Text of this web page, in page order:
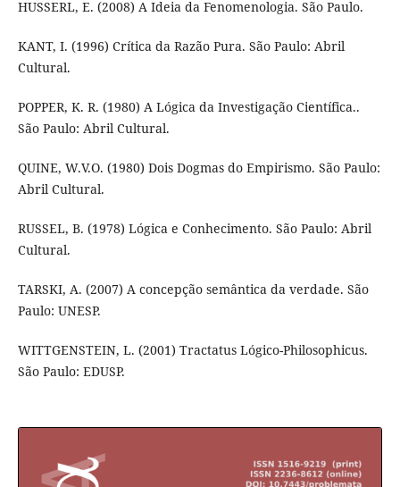
HUSSERL, E. (2008) A Ideia da Fenomenologia. São Paulo.
KANT, I. (1996) Crítica da Razão Pura. São Paulo: Abril
Cultural.
POPPER, K. R. (1980) A Lógica da Investigação Científica..
São Paulo: Abril Cultural.
QUINE, W.V.O. (1980) Dois Dogmas do Empirismo. São Paulo:
Abril Cultural.
RUSSEL, B. (1978) Lógica e Conhecimento. São Paulo: Abril
Cultural.
TARSKI, A. (2007) A concepção semântica da verdade. São
Paulo: UNESP.
WITTGENSTEIN, L. (2001) Tractatus Lógico-Philosophicus.
São Paulo: EDUSP.